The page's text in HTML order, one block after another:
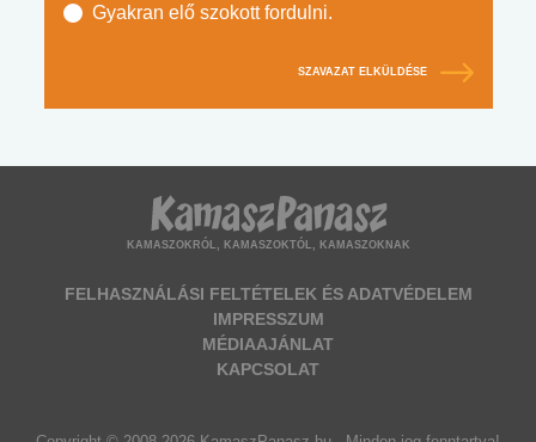
Gyakran elő szokott fordulni.
SZAVAZAT ELKÜLDÉSE
KAMASZOKRÓL, KAMASZOKTÓL, KAMASZOKNAK
FELHASZNÁLÁSI FELTÉTELEK ÉS ADATVÉDELEM
IMPRESSZUM
MÉDIAAJÁNLAT
KAPCSOLAT